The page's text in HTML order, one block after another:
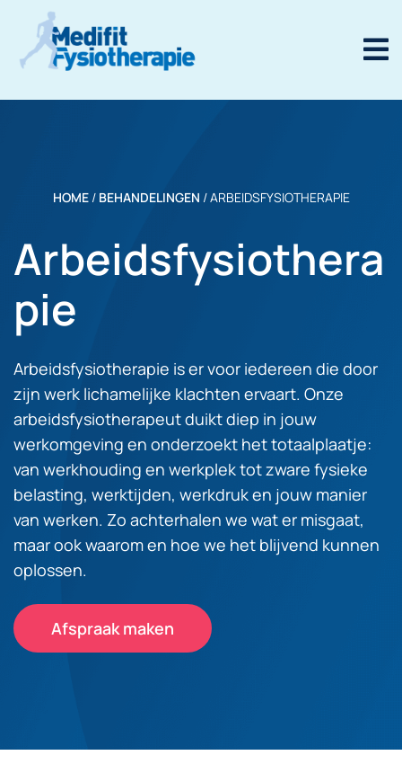
HOME/ BEHANDELINGEN /ARBEIDSFYSIOTHERAPIE
Arbeidsfysiothera
pie
Arbeidsfysiotherapie is er voor iedereen die door
zijn werk lichamelijke klachten ervaart. Onze
arbeidsfysiotherapeut duikt diep in jouw
werkomgeving en onderzoekt het totaalplaatje:
van werkhouding en werkplek tot zware fysieke
belasting, werktijden, werkdruk en jouw manier
van werken. Zo achterhalen we wat er misgaat,
maar ook waarom en hoe we het blijvend kunnen
oplossen.
Afspraak maken